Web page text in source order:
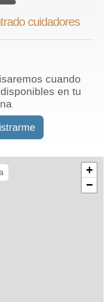
cuidadores
cuando
en tu
+
−
OpenStreetMap
CC-BY-SA